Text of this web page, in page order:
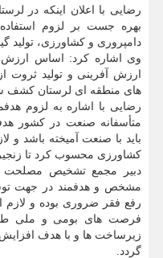
رضایی با اعلان اینکه در
بهره جست بر لزوم
دامپروری و کشاورزی، تولید
وی اشاره کرد: اساس ارزش
ارزش آفرینی و تولید
های منطقه ای لرستان کشف
رضایی با اشاره به لزوم
متأسفانه صنعت در کشور
باید با صنعت آمیخته باشد
کشاورزی محسوب کرد تا
دبیر مجمع تشخیص مصلحت
مشخص و هدفمند در جهت
رفع فقر ضروری بوده و
فرصت های بومی و ملی
زیرساخت ها و با هدف
گردد.